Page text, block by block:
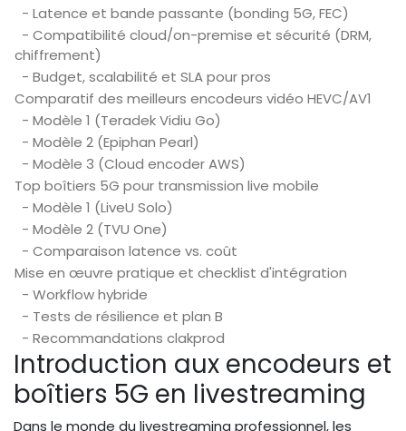
- Latence et bande passante (bonding 5G, FEC)
- Compatibilité cloud/on-premise et sécurité (DRM,
chiffrement)
- Budget, scalabilité et SLA pour pros
Comparatif des meilleurs encodeurs vidéo HEVC/AV1
- Modèle 1 (Teradek Vidiu Go)
- Modèle 2 (Epiphan Pearl)
- Modèle 3 (Cloud encoder AWS)
Top boîtiers 5G pour transmission live mobile
- Modèle 1 (LiveU Solo)
- Modèle 2 (TVU One)
- Comparaison latence vs. coût
Mise en œuvre pratique et checklist d'intégration
- Workflow hybride
- Tests de résilience et plan B
- Recommandations clakprod
Introduction aux encodeurs et
boîtiers 5G en livestreaming
Dans le monde du livestreaming professionnel, les